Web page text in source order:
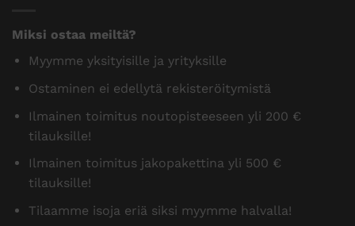
Miksi ostaa meiltä?
Myymme yksityisille ja yrityksille
Ostaminen ei edellytä rekisteröitymistä
Ilmainen toimitus noutopisteeseen yli 200 €
tilauksille!
Ilmainen toimitus jakopakettina yli 500 €
tilauksille!
Tilaamme isoja eriä siksi myymme halvalla!